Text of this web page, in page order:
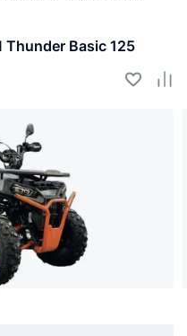
Basic 125